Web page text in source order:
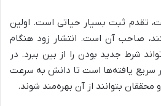
تقدم ثبت بسیار حیاتی است. اولین
صاحب آن است. انتشار زود هنگام
شرط جدید بودن را از بین ببرد. در
سریع یافته‌ها است تا دانش به سرعت
بتوانند از آن بهره‌مند شوند.